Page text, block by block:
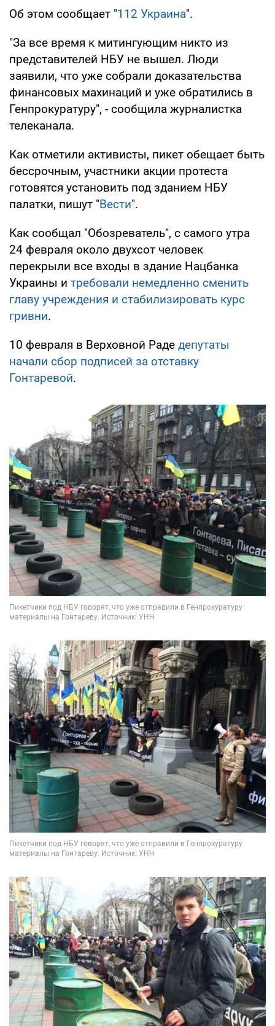
Об этом сообщает "112 Украина".
"За все время к митингующим никто из
представителей НБУ не вышел. Люди
заявили, что уже собрали доказательства
финансовых махинаций и уже обратились в
Генпрокуратуру", - сообщила журналистка
телеканала.
Как отметили активисты, пикет обещает быть
бессрочным, участники акции протеста
готовятся установить под зданием НБУ
палатки, пишут "Вести".
Как сообщал "Обозреватель", с самого утра
24 февраля около двухсот человек
перекрыли все входы в здание Нацбанка
Украины и требовали немедленно сменить
главу учреждения и стабилизировать курс
гривни.
10 февраля в Верховной Раде депутаты
начали сбор подписей за отставку
Гонтаревой.